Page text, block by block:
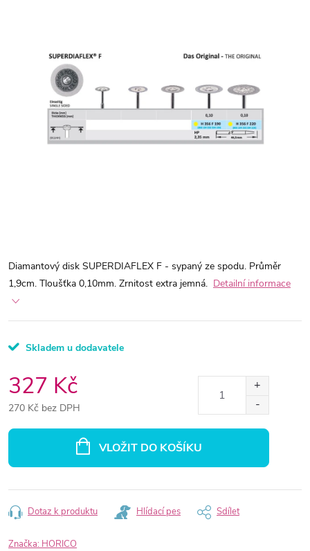
Diamantový disk SUPERDIAFLEX F - sypaný ze spodu. Průměr
1,9cm. Tloušťka 0,10mm. Zrnitost extra jemná. Detailní informace
Skladem u dodavatele
327 Kč
270 Kč bez DPH
VLOŽIT DO KOŠÍKU
Dotaz k produktu Hlídací pes Sdílet
Značka: HORICO